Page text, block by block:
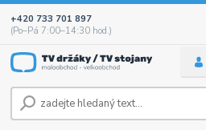
+420 733 701 897
(Po–Pá 7:00–14:30 hod.)